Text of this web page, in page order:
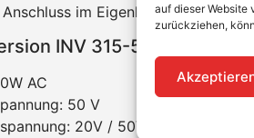
auf dieser Website
zurückziehen,
im Eigenheim sind im
INV 315-50
AC
50 V
20V / 50V